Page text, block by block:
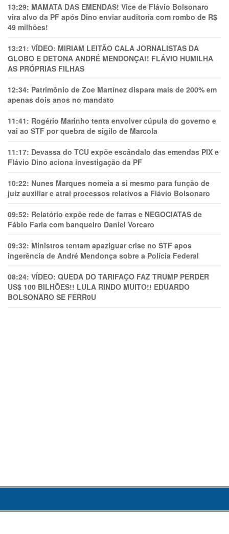
13:29: MAMATA DAS EMENDAS! Vice de Flávio Bolsonaro
vira alvo da PF após Dino enviar auditoria com rombo de R$
49 milhões!
13:21: VÍDEO: MIRIAM LEITÃO CALA JORNALISTAS DA
GLOBO E DETONA ANDRÉ MENDONÇA!! FLÁVIO HUMILHA
AS PRÓPRIAS FILHAS
12:34: Patrimônio de Zoe Martínez dispara mais de 200% em
apenas dois anos no mandato
11:41: Rogério Marinho tenta envolver cúpula do governo e
vai ao STF por quebra de sigilo de Marcola
11:17: Devassa do TCU expõe escândalo das emendas PIX e
Flávio Dino aciona investigação da PF
10:22: Nunes Marques nomeia a si mesmo para função de
juiz auxiliar e atrai processos relativos a Flávio Bolsonaro
09:52: Relatório expõe rede de farras e NEGOCIATAS de
Fábio Faria com banqueiro Daniel Vorcaro
09:32: Ministros tentam apaziguar crise no STF apos
ingerência de André Mendonça sobre a Polícia Federal
08:24: VÍDEO: QUEDA DO TARIFAÇO FAZ TRUMP PERDER
US$ 100 BILHÕES!! LULA RINDO MUITO!! EDUARDO
BOLSONARO SE FERR0U